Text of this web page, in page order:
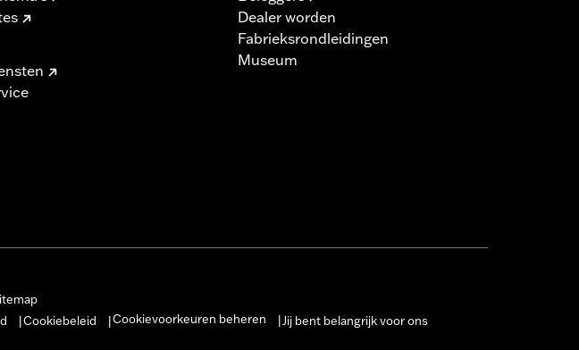
Dealer worden
Fabrieksrondleidingen
Museum
Cookiebeleid Cookievoorkeuren beheren Jij bent belangrijk voor ons